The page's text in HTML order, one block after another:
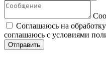
Соглашаюсь на
соглашаюсь с условиями